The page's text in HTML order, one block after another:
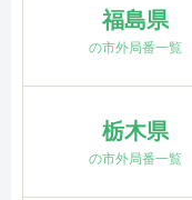
福島県
の市外局番一覧
栃木県
の市外局番一覧